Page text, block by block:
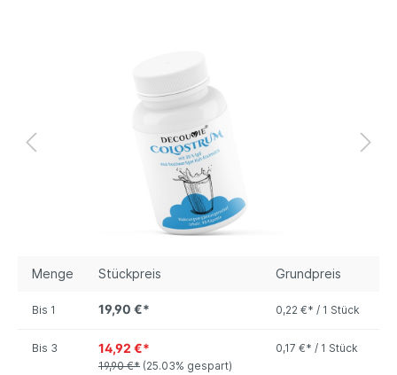
Menge Stückpreis Grundpreis
Bis 1 19,90 €* 0,22 €* / 1 Stück
Bis 3 14,92 €*
19,90 €* (25.03% gespart)
0,17 €* / 1 Stück